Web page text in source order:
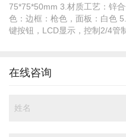
格
参
数
75*75*50mm 3.材质工艺：锌
色：边框：枪色，面板：白色
键按钮，LCD显示，控制2/4管
在线咨询